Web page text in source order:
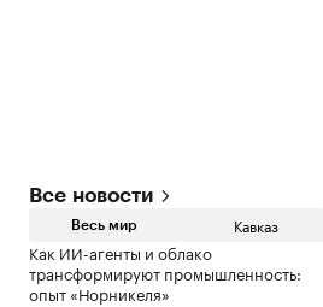
Все новости
Весь мир Кавказ
Как ИИ-агенты и облако
трансформируют промышленность:
опыт «Норникеля»